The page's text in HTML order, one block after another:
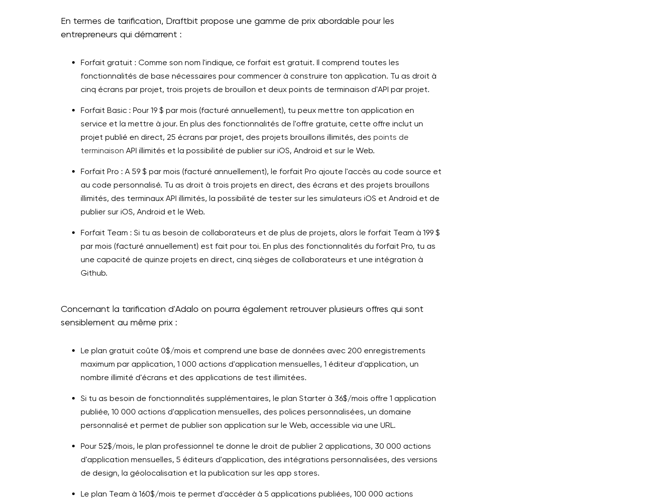
En termes de tarification, Draftbit propose une gamme de prix abordable pour les
entrepreneurs qui démarrent :
Forfait gratuit : Comme son nom l'indique, ce forfait est gratuit. Il comprend toutes les
fonctionnalités de base nécessaires pour commencer à construire ton application. Tu as droit à
cinq écrans par projet, trois projets de brouillon et deux points de terminaison d'API par projet.
Forfait Basic : Pour 19 $ par mois (facturé annuellement), tu peux mettre ton application en
service et la mettre à jour. En plus des fonctionnalités de l'offre gratuite, cette offre inclut un
projet publié en direct, 25 écrans par projet, des projets brouillons illimités, des points de
terminaison API illimités et la possibilité de publier sur iOS, Android et sur le Web.
Forfait Pro : A 59 $ par mois (facturé annuellement), le forfait Pro ajoute l'accès au code source et
au code personnalisé. Tu as droit à trois projets en direct, des écrans et des projets brouillons
illimités, des terminaux API illimités, la possibilité de tester sur les simulateurs iOS et Android et de
publier sur iOS, Android et le Web.
Forfait Team : Si tu as besoin de collaborateurs et de plus de projets, alors le forfait Team à 199 $
par mois (facturé annuellement) est fait pour toi. En plus des fonctionnalités du forfait Pro, tu as
une capacité de quinze projets en direct, cinq sièges de collaborateurs et une intégration à
Github.
Concernant la tarification d'Adalo on pourra également retrouver plusieurs offres qui sont
sensiblement au même prix :
Le plan gratuit coûte 0$/mois et comprend une base de données avec 200 enregistrements
maximum par application, 1 000 actions d'application mensuelles, 1 éditeur d'application, un
nombre illimité d'écrans et des applications de test illimitées.
Si tu as besoin de fonctionnalités supplémentaires, le plan Starter à 36$/mois offre 1 application
publiée, 10 000 actions d'application mensuelles, des polices personnalisées, un domaine
personnalisé et permet de publier son application sur le Web, accessible via une URL.
Pour 52$/mois, le plan professionnel te donne le droit de publier 2 applications, 30 000 actions
d'application mensuelles, 5 éditeurs d'application, des intégrations personnalisées, des versions
de design, la géolocalisation et la publication sur les app stores.
Le plan Team à 160$/mois te permet d'accéder à 5 applications publiées, 100 000 actions